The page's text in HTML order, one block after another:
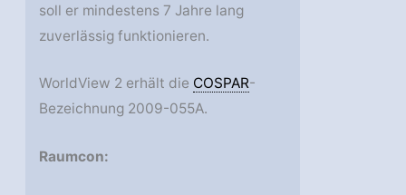
soll er mindestens 7 Jahre lang
zuverlässig funktionieren.
WorldView 2 erhält die COSPAR-
Bezeichnung 2009-055A.
Raumcon: